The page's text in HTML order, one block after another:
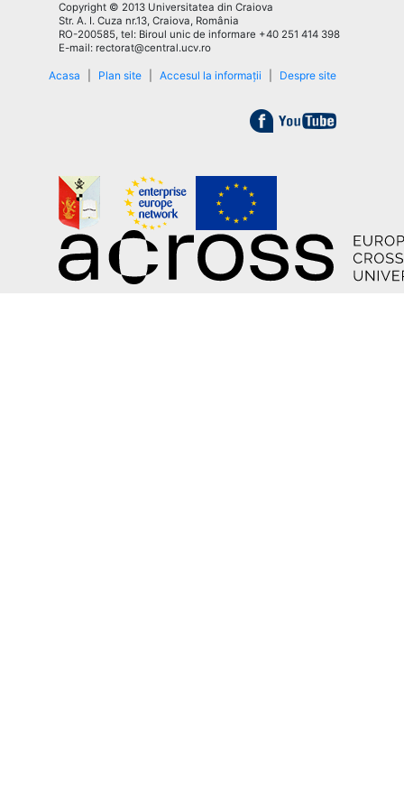
Copyright © 2013 Universitatea din Craiova
Str. A. I. Cuza nr.13, Craiova, România
RO-200585, tel: Biroul unic de informare +40 251 414 398
E-mail: rectorat@central.ucv.ro
Acasa Plan site Accesul la informații Despre site